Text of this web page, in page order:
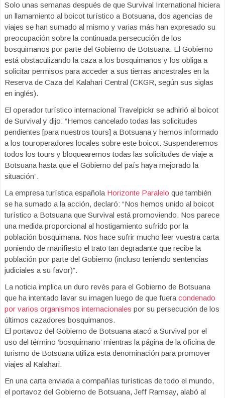
Solo unas semanas después de que Survival International hiciera
un llamamiento al boicot turístico a Botsuana, dos agencias de
viajes se han sumado al mismo y varias más han expresado su
preocupación sobre la continuada persecución de los
bosquimanos por parte del Gobierno de Botsuana. El Gobierno
está obstaculizando la caza a los bosquimanos y los obliga a
solicitar permisos para acceder a sus tierras ancestrales en la
Reserva de Caza del Kalahari Central (CKGR, según sus siglas
en inglés).
El operador turístico internacional Travelpickr se adhirió al boicot
de Survival y dijo: “Hemos cancelado todas las solicitudes
pendientes [para nuestros tours] a Botsuana y hemos informado
a los touroperadores locales sobre este boicot. Suspenderemos
todos los tours y bloquearemos todas las solicitudes de viaje a
Botsuana hasta que el Gobierno del país haya mejorado la
situación”.
La empresa turística española Horizonte Paralelo que también
se ha sumado a la acción, declaró: “Nos hemos unido al boicot
turístico a Botsuana que Survival está promoviendo. Nos parece
una medida proporcional al hostigamiento sufrido por la
población bosquimana. Nos hace sufrir mucho leer vuestra carta
poniendo de manifiesto el trato tan degradante que recibe la
población por parte del Gobierno (incluso teniendo sentencias
judiciales a su favor)”.
La noticia implica un duro revés para el Gobierno de Botsuana
que ha intentado lavar su imagen luego de que fuera condenado
por varios organismos internacionales por su persecución de los
últimos cazadores bosquimanos.
El portavoz del Gobierno de Botsuana atacó a Survival por el
uso del término ‘bosquimano’ mientras la página de la oficina de
turismo de Botsuana utiliza esta denominación para promover
viajes al Kalahari.
En una carta enviada a compañías turísticas de todo el mundo,
el portavoz del Gobierno de Botsuana, Jeff Ramsay, alabó al